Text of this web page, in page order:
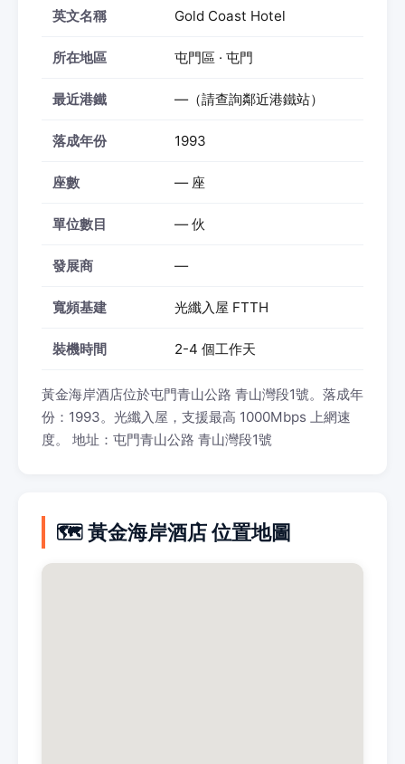
英文名稱 Gold Coast Hotel
所在地區 屯門區 · 屯門
最近港鐵 —（請查詢鄰近港鐵站）
落成年份 1993
座數 — 座
單位數目 — 伙
發展商 —
寬頻基建 光纖入屋 FTTH
裝機時間 2-4 個工作天
黃金海岸酒店位於屯門青山公路 青山灣段1號。落成年
份：1993。光纖入屋，支援最高 1000Mbps 上網速
度。 地址：屯門青山公路 青山灣段1號
🗺️ 黃金海岸酒店 位置地圖